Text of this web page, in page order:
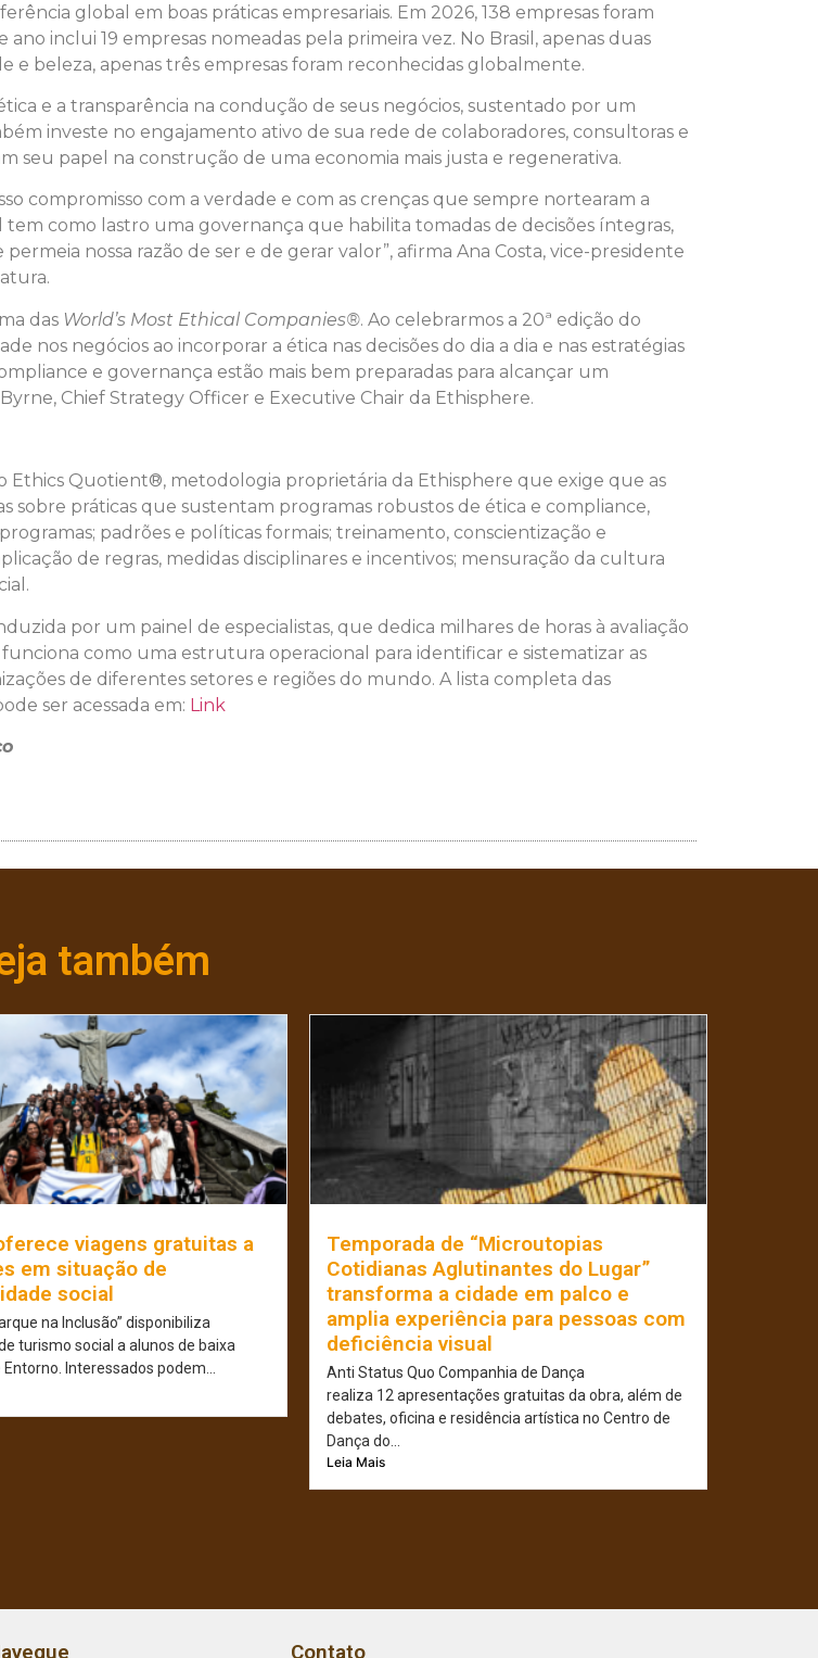
global em boas práticas empresariais. Em 2026, 138 empresas foram
inclui 19 empresas nomeadas pela primeira vez. No Brasil, apenas duas
e beleza, apenas três empresas foram reconhecidas globalmente.
e a transparência na condução de seus negócios, sustentado por um
investe no engajamento ativo de sua rede de colaboradores, consultoras e
seu papel na construção de uma economia mais justa e regenerativa.
compromisso com a verdade e com as crenças que sempre nortearam a
como lastro uma governança que habilita tomadas de decisões íntegras,
nossa razão de ser e de gerar valor”, afirma Ana Costa, vice-presidente
das World’s Most Ethical Companies®. Ao celebrarmos a 20ª edição do
nos negócios ao incorporar a ética nas decisões do dia a dia e nas estratégias
e governança estão mais bem preparadas para alcançar um
Chief Strategy Officer e Executive Chair da Ethisphere.
Ethics Quotient®, metodologia proprietária da Ethisphere que exige que as
sobre práticas que sustentam programas robustos de ética e compliance,
padrões e políticas formais; treinamento, conscientização e
de regras, medidas disciplinares e incentivos; mensuração da cultura
por um painel de especialistas, que dedica milhares de horas à avaliação
como uma estrutura operacional para identificar e sistematizar as
de diferentes setores e regiões do mundo. A lista completa das
ser acessada em: Link
também
viagens gratuitas a
em situação de
social
na Inclusão” disponibiliza
turismo social a alunos de baixa
Interessados podem...
Temporada de “Microutopias
Cotidianas Aglutinantes do Lugar”
transforma a cidade em palco e
amplia experiência para pessoas com
deficiência visual
Anti Status Quo Companhia de Dança
realiza 12 apresentações gratuitas da obra, além de
debates, oficina e residência artística no Centro de
Dança do...
Leia Mais
Contato